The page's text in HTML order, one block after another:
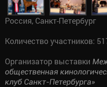
Россия, Санкт-Петербург
Количество участников:
Организатор выставки
общественная
клуб Санкт-Петербурга»